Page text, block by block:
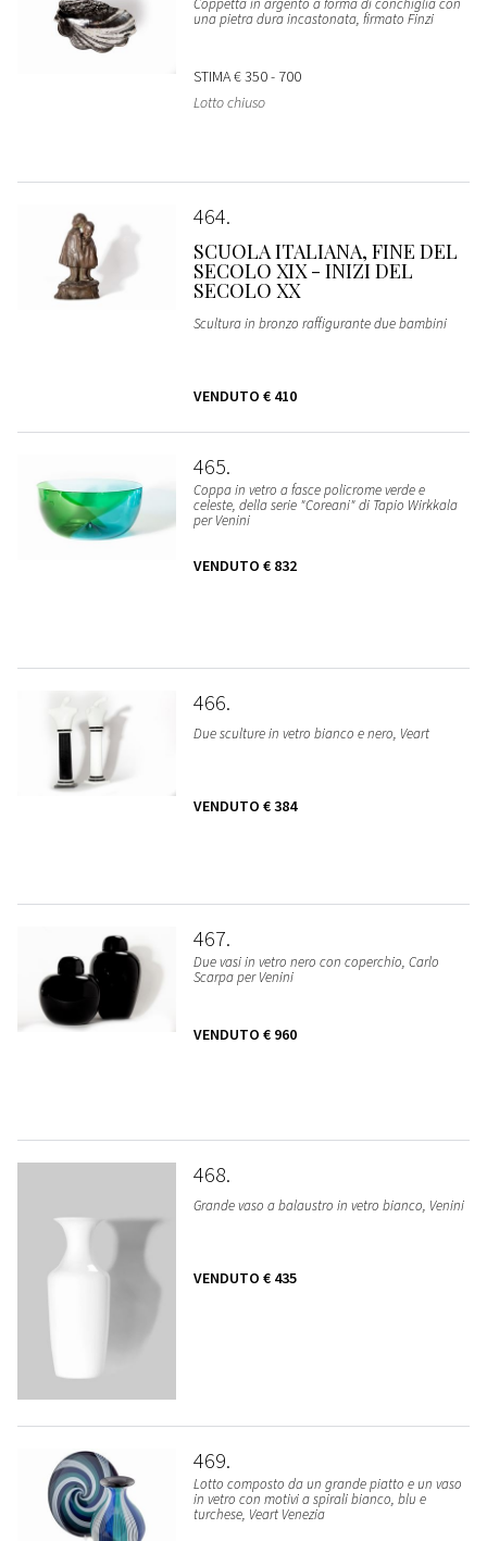
Coppetta in argento a forma di conchiglia con
una pietra dura incastonata, firmato Finzi
STIMA€ 350 - 700
Lotto chiuso
464
SCUOLA ITALIANA, FINE DEL
SECOLO XIX - INIZI DEL
SECOLO XX
Scultura in bronzo raffigurante due bambini
VENDUTO € 410
465
Coppa in vetro a fasce policrome verde e
celeste, della serie "Coreani" di Tapio Wirkkala
per Venini
VENDUTO € 832
466
Due sculture in vetro bianco e nero, Veart
VENDUTO € 384
467
Due vasi in vetro nero con coperchio, Carlo
Scarpa per Venini
VENDUTO € 960
468
Grande vaso a balaustro in vetro bianco, Venini
VENDUTO € 435
469
Lotto composto da un grande piatto e un vaso
in vetro con motivi a spirali bianco, blu e
turchese, Veart Venezia